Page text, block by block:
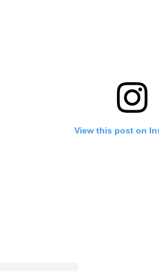
View this post on